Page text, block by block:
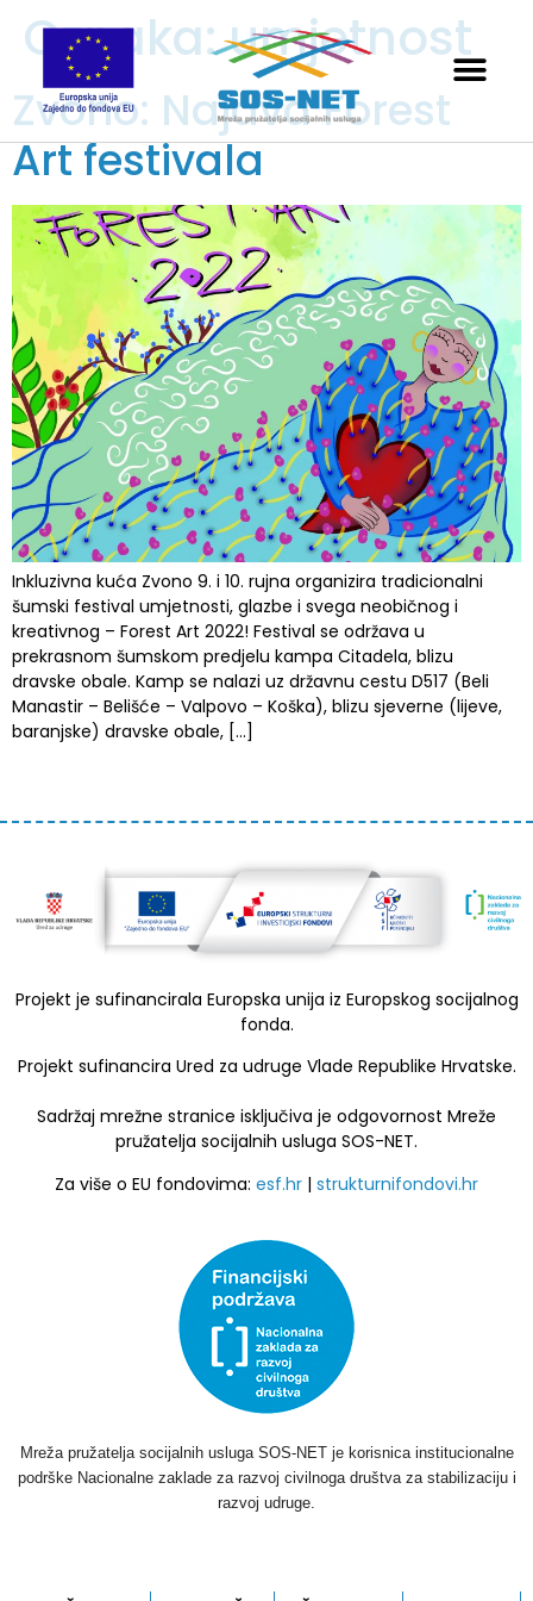
Oznaka:umjetnost
Zvono: Najava Forest
Art festivala
Inkluzivna kuća Zvono 9. i 10. rujna organizira tradicionalni
šumski festival umjetnosti, glazbe i svega neobičnog i
kreativnog – Forest Art 2022! Festival se održava u
prekrasnom šumskom predjelu kampa Citadela, blizu
dravske obale. Kamp se nalazi uz državnu cestu D517 (Beli
Manastir – Belišće – Valpovo – Koška), blizu sjeverne (lijeve,
baranjske) dravske obale, […]
Projekt je sufinancirala Europska unija iz Europskog socijalnog
fonda.
Projekt sufinancira Ured za udruge Vlade Republike Hrvatske.
Sadržaj mrežne stranice isključiva je odgovornost Mreže
pružatelja socijalnih usluga SOS-NET.
Za više o EU fondovima: esf.hr | strukturnifondovi.hr
Mreža pružatelja socijalnih usluga SOS-NET je korisnica institucionalne
podrške Nacionalne zaklade za razvoj civilnoga društva za stabilizaciju i
razvoj udruge.